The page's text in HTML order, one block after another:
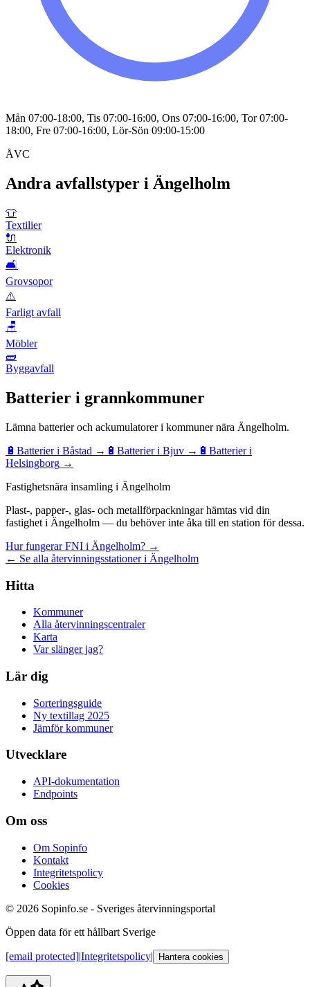
Mån 07:00-18:00, Tis 07:00-16:00, Ons 07:00-16:00, Tor 07:00-
18:00, Fre 07:00-16:00, Lör-Sön 09:00-15:00
ÅVC
Andra avfallstyper i Ängelholm
👕
Textilier
🔌
Elektronik
🛋️
Grovsopor
⚠️
Farligt avfall
🪑
Möbler
🧱
Byggavfall
Batterier i grannkommuner
Lämna batterier och ackumulatoreri kommuner nära Ängelholm.
🔋 Batterieri Båstad → 🔋 Batterieri Bjuv → 🔋 Batterieri
Helsingborg →
Fastighetsnära insamling i Ängelholm
Plast-, papper-, glas- och metallförpackningar hämtas vid din
fastighet i Ängelholm — du behöver inte åka till en station för dessa.
Hur fungerar FNI i Ängelholm? →
← Se alla återvinningsstationer i Ängelholm
Hitta
Kommuner
Alla återvinningscentraler
Karta
Var slänger jag?
Lär dig
Sorteringsguide
Ny textillag 2025
Jämför kommuner
Utvecklare
API-dokumentation
Endpoints
Om oss
Om Sopinfo
Kontakt
Integritetspolicy
Cookies
© 2026 Sopinfo.se - Sveriges återvinningsportal
Öppen data för ett hållbart Sverige
[email protected]|Integritetspolicy| Hantera cookies